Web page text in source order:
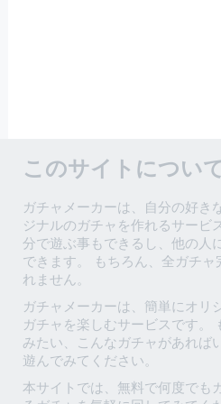
このサイトについ
ガチャメーカーは、自分の好き
ジナルのガチャを作れるサービ
分で遊ぶ事もできるし、他の人
できます。 もちろん、全ガチャ
れません。
ガチャメーカーは、簡単にオリ
ガチャを楽しむサービスです。
みたい、こんなガチャがあれば
遊んでみてください。
本サイトでは、無料で何度でも